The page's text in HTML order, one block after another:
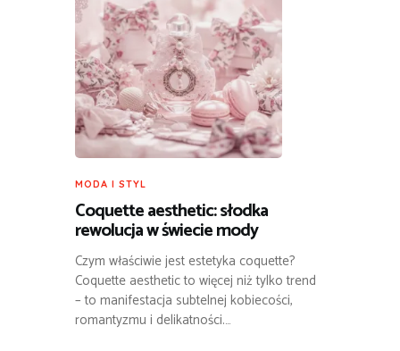
MODA I STYL
Coquette aesthetic: słodka
rewolucja w świecie mody
Czym właściwie jest estetyka coquette?
Coquette aesthetic to więcej niż tylko trend
– to manifestacja subtelnej kobiecości,
romantyzmu i delikatności.…